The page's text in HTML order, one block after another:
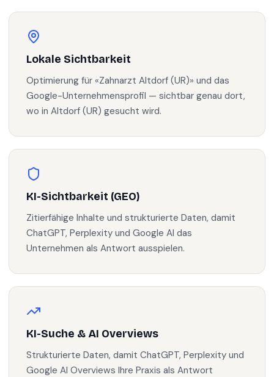
Lokale Sichtbarkeit
Optimierung für «Zahnarzt Altdorf (UR)» und das
Google-Unternehmensprofil — sichtbar genau dort,
wo in Altdorf (UR) gesucht wird.
KI-Sichtbarkeit (GEO)
Zitierfähige Inhalte und strukturierte Daten, damit
ChatGPT, Perplexity und Google AI das
Unternehmen als Antwort ausspielen.
KI-Suche & AI Overviews
Strukturierte Daten, damit ChatGPT, Perplexity und
Google AI Overviews Ihre Praxis als Antwort